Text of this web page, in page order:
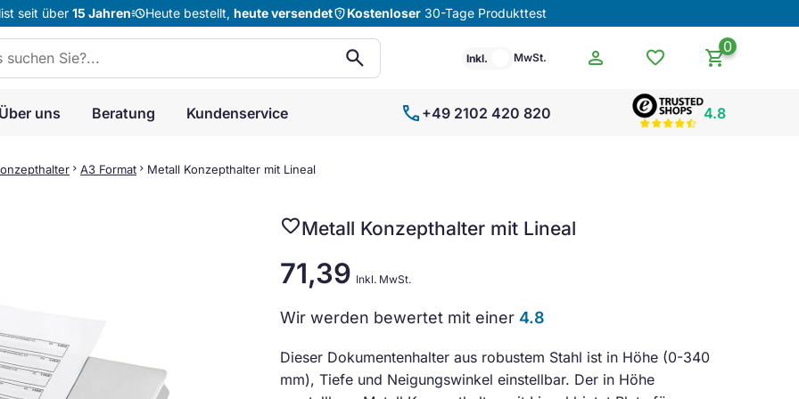
seit über 15 JahrenacuteHeute bestellt, heute versendetshield_questionKostenloser 30-Tage Produkttest
search Inkl. MwSt. person favorite 0
shopping_cart
Über uns Beratung Kundenservice call +49 2102 420 820 4.8
chevron_right A3 Format chevron_right Metall Konzepthalter mit Lineal
favoriteMetall Konzepthalter mit Lineal
71,39 Inkl. MwSt.
Wir werden bewertet mit einer 4.8
Dieser Dokumentenhalter aus robustem Stahl ist in Höhe (0-340
mm), Tiefe und Neigungswinkel einstellbar. Der in Höhe